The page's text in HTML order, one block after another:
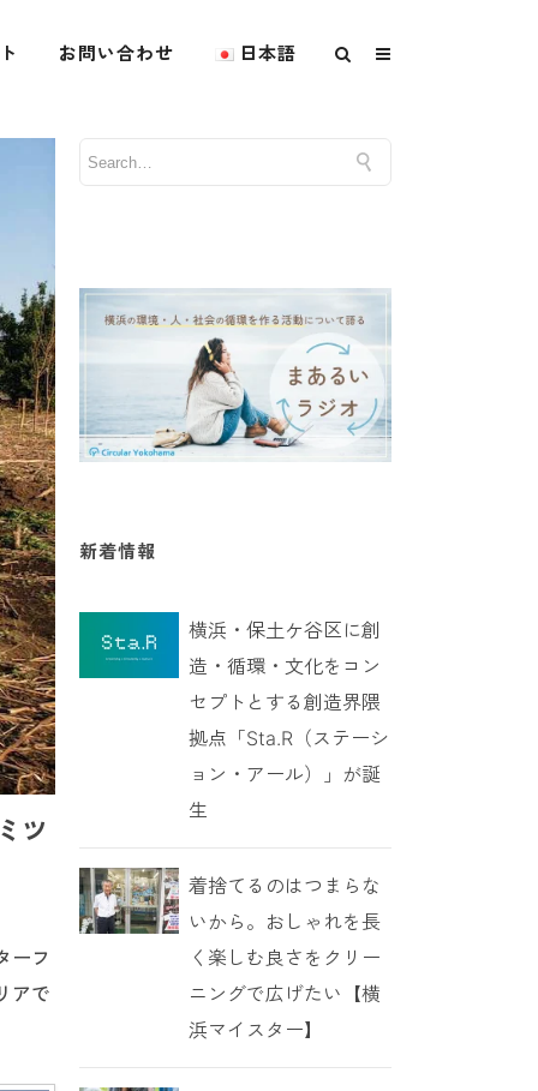
お問い合わせ 日本語
ツ
ーフ
アで
新着情報
横浜・保土ケ谷区に創
造・循環・文化をコン
セプトとする創造界隈
拠点「Sta.R（ステーシ
ョン・アール）」が誕
生
着捨てるのはつまらな
いから。おしゃれを長
く楽しむ良さをクリー
ニングで広げたい【横
浜マイスター】